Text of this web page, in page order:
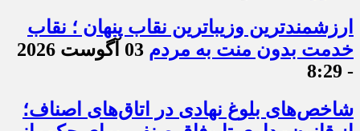
ارزشمندترین وزیباترین نقاب پنهان ؛ نقاب
خدمت بدون منت به مردم
03 آگوست 2026
- 8:29
شاخص‌های بلوغ نهادی در اتاق‌های اصناف؛